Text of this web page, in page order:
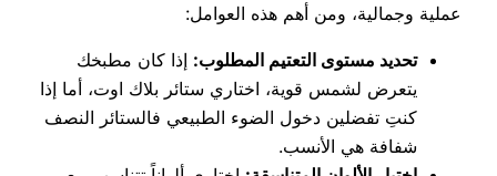
عملية وجمالية، ومن أهم هذه العوامل:
تحديد مستوى التعتيم المطلوب: إذا كان مطبخك
يتعرض لشمس قوية، اختاري ستائر بلاك اوت، أما إذا
كنتِ تفضلين دخول الضوء الطبيعي فالستائر النصف
شفافة هي الأنسب.